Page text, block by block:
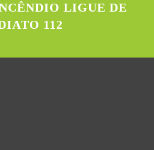
LIGUE DE
112